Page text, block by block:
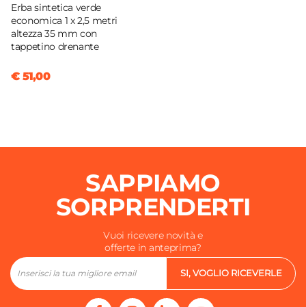
Erba sintetica verde
economica 1 x 2,5 metri
altezza 35 mm con
tappetino drenante
€ 51,00
SAPPIAMO
SORPRENDERTI
Vuoi ricevere novità e
offerte in anteprima?
SI, VOGLIO RICEVERLE